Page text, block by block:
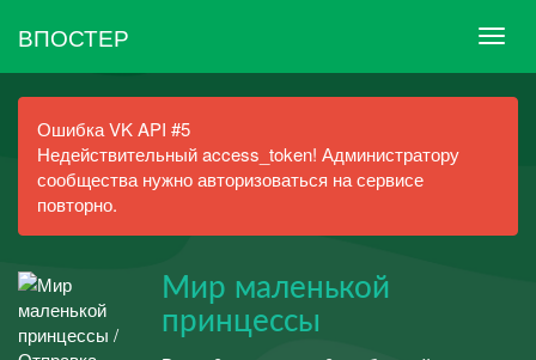
ВПОСТЕР
Ошибка VK API #5
Недействительный access_token! Администратору
сообщества нужно авторизоваться на сервисе
повторно.
Мир маленькой
принцессы